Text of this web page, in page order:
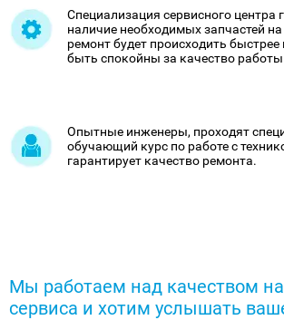
Специализация сервисного центра
наличие необходимых запчастей
ремонт будет происходить
быть спокойны за качество
Опытные инженеры, проходят
обучающий курс по работе с
гарантирует качество ремонта.
Мы работаем над качеством
сервиса и хотим услышать